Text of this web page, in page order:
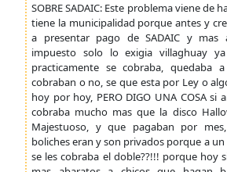
SOBRE SADAIC: Este problema viene de
tiene la municipalidad porque antes y
a presentar pago de SADAIC y mas
impuesto solo lo exigia villaghuay
practicamente se cobraba, quedaba
cobraban o no, se que esta por Ley o
hoy por hoy, PERO DIGO UNA COSA si
cobraba mucho mas que la disco
Majestuoso, y que pagaban por
boliches eran y son privados porque a un
se les cobraba el doble??!!! porque hoy